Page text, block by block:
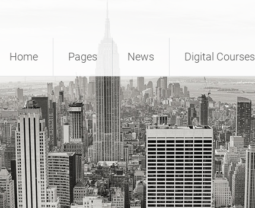
Home Pages News Digital Courses